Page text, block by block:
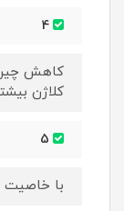
کاهش چین
کلاژن
با